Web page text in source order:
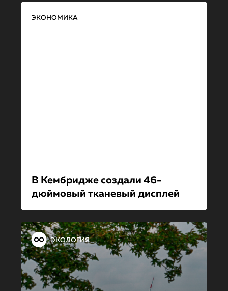
ЭКОНОМИКА
В Кембридже создали 46-
дюймовый тканевый дисплей
ЭКОЛОГИЯ